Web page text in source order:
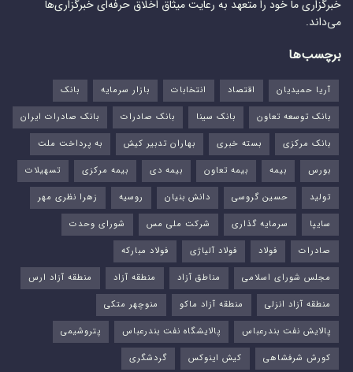
خبرگزاری ما خود را متعهد به رعایت میثاق اخلاق حرفه‌ای خبرگزاری‌ها
می‌داند.
برچسب‌ها
آریا حمیدیان اقتصاد انتخابات بازار سرمایه
بانک
بانک توسعه تعاون
بانک سینا بانک صادرات
بانک صادرات ایران
بانک مرکزی
بسته خبری بهاران تدبیر کیش
به پرداخت ملت
بورس‌
بیمه بیمه تعاون بیمه دی بیمه مرکزی
تسهیلات
تولید
حسین گروسی دانش بنیان روسیه
زهرا نظری مهر
سایپا
سرمایه گذاری شرکت ملی مس
شورای وحدت
صادرات
فولاد فولاد آلیاژی
فولاد مبارکه
مجلس شورای اسلامی
مناطق آزاد منطقه آزاد
منطقه آزاد ارس
منطقه آزاد انزلی
منطقه آزاد ماکو
منوچهر متکی
پالایش نفت بندرعباس
پالایشگاه نفت بندرعباس
پتروشیمی
کورش شرفشاهی
کیش اینوکس گردشگری